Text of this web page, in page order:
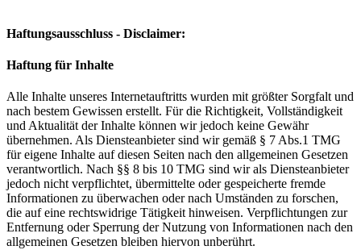
Haftungsausschluss - Disclaimer:
Haftung für Inhalte
Alle Inhalte unseres Internetauftritts wurden mit größter Sorgfalt und
nach bestem Gewissen erstellt. Für die Richtigkeit, Vollständigkeit
und Aktualität der Inhalte können wir jedoch keine Gewähr
übernehmen. Als Diensteanbieter sind wir gemäß § 7 Abs.1 TMG
für eigene Inhalte auf diesen Seiten nach den allgemeinen Gesetzen
verantwortlich. Nach §§ 8 bis 10 TMG sind wir als Diensteanbieter
jedoch nicht verpflichtet, übermittelte oder gespeicherte fremde
Informationen zu überwachen oder nach Umständen zu forschen,
die auf eine rechtswidrige Tätigkeit hinweisen. Verpflichtungen zur
Entfernung oder Sperrung der Nutzung von Informationen nach den
allgemeinen Gesetzen bleiben hiervon unberührt.